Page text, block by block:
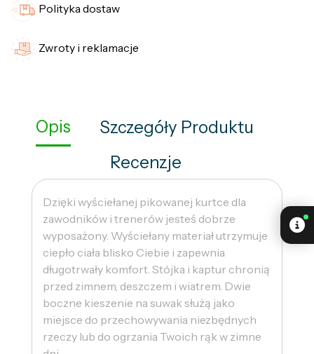
Polityka dostaw
Zwroty i reklamacje
Opis
Szczegóły Produktu
Recenzje
Dzięki wyściełanej pikowanej kurtce dla
zawodników i trenerów jesteś dobrze
wyposażony. Wyściełany materiał utrzymuje
ciepło ciała blisko Ciebie i zapewnia
długotrwały komfort. Stójka i kaptur chronią
przed zimnem, deszczem i wiatrem. Dwie
boczne kieszenie na suwak służą jako
miejsce do przechowywania niezbędnych
rzeczy lub do ogrzania Twoich rąk w zimne